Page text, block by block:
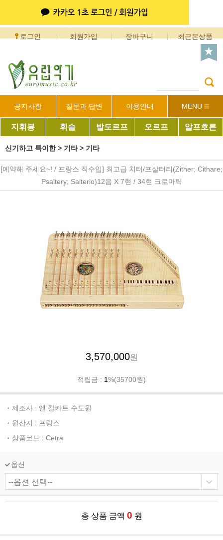
로그인 회원가입 장바구니 최근본상품
공지사항 질문과 답변 이용안내 MENU
지휘봉 휘슬 발도르프 오르프 알프호른
신기하고 특이한> 기타> 기타
[예약해 주세요~! / 프랑스 직수입] 최고급 치터/프살터리(Zither; Cithare;
Psaltery; Salterio)12음 X 7현 / 34현 크로마틱
3,570,000원
적립금 : 1%(35700원)
제조사 : 엔 칼카트 수도원
원산지 : 프랑스
상품코드 : Cetra
옵션
총 상품 금액 0 원